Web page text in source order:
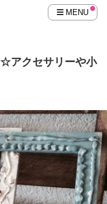
MENU
アクセサリーや小